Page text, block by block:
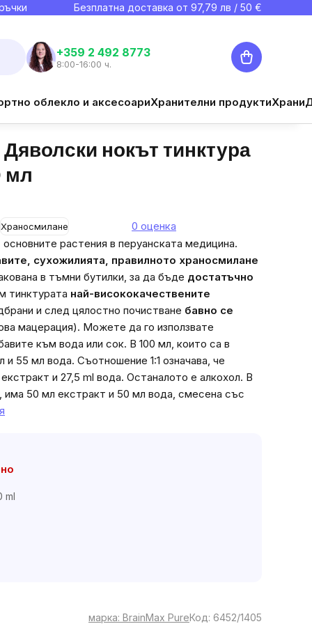
Безплатна доставка от 97,79 лв / 50 €
+359 2 492 8773
8:00-16:00 ч.
Количка
облекло и аксесоариХранителни продуктиХрани
нокът тинктура
мл
Храносмилане
0 оценка
растения в перуанската медицина.
сухожилията, правилното храносмилане
в тъмни бутилки, за да бъде достатъчно
тинктурата най-висококачествените
и след цялостно почистване бавно се
мацерация). Можете да го използвате
към вода или сок. В 100 мл, които са в
и 55 мл вода. Съотношение 1:1 означава, че
и 27,5 ml вода. Останалото е алкохол. В
има 50 мл екстракт и 50 мл вода, смесена със
ml
марка: BrainMax PureКод: 6452/1405
Цена за мярка:
€17,10 / 100 ml
Наблюдавай